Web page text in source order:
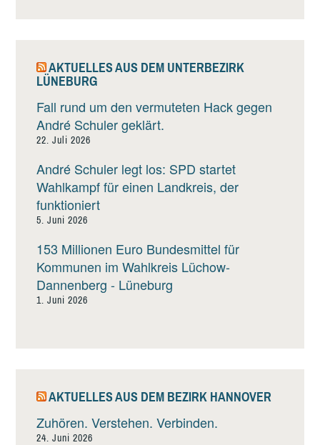
AKTUELLES AUS DEM UNTERBEZIRK
LÜNEBURG
Fall rund um den vermuteten Hack gegen
André Schuler geklärt.
22. Juli 2026
André Schuler legt los: SPD startet
Wahlkampf für einen Landkreis, der
funktioniert
5. Juni 2026
153 Millionen Euro Bundesmittel für
Kommunen im Wahlkreis Lüchow-
Dannenberg - Lüneburg
1. Juni 2026
AKTUELLES AUS DEM BEZIRK HANNOVER
Zuhören. Verstehen. Verbinden.
24. Juni 2026